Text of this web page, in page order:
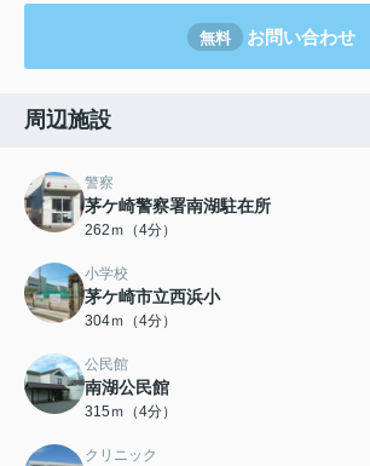
無料 お問い合わせ
周辺施設
警察
茅ケ崎警察署南湖駐在所
262ｍ（4分）
小学校
茅ケ崎市立西浜小
304ｍ（4分）
公民館
南湖公民館
315ｍ（4分）
クリニック